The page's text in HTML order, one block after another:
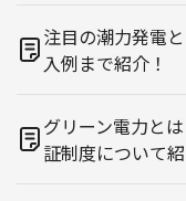
注目の潮力発電
入例まで紹介！
グリーン電力と
証制度について